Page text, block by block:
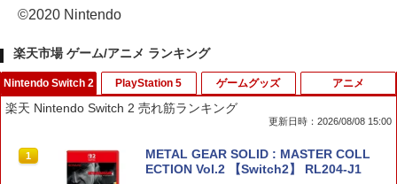
©2020 Nintendo
楽天市場 ゲーム/アニメ ランキング
Nintendo Switch 2
楽天 Nintendo Switch 2 売れ筋ランキング
更新日時：2026/08/08 15:00
1
METAL GEAR SOLID : MASTER COLL
ECTION Vol.2 【Switch2】 RL204-J1
PlayStation 5 ゲームグッズ アニメ